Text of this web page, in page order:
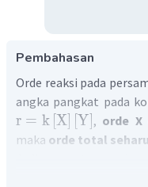
Pembahasan
Orde reaksi pada
angka pangkat pada
r = k [X] [Y], orde X
maka orde total